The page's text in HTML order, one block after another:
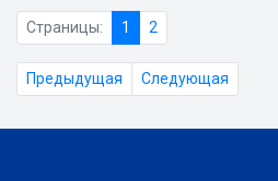
Страницы: 1 2
Предыдущая Следующая